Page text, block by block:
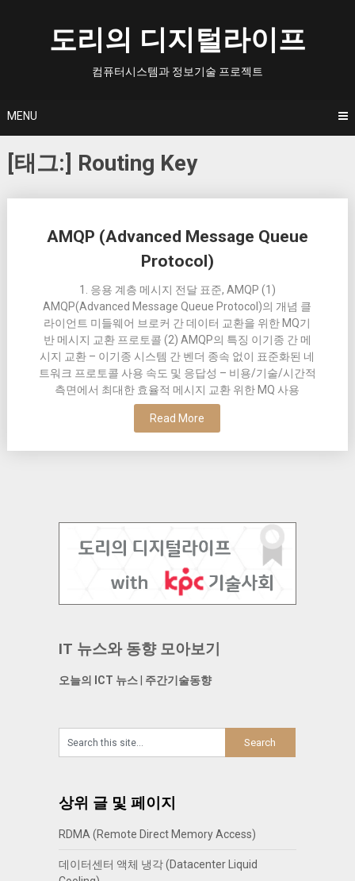
도리의 디지털라이프
컴퓨터시스템과 정보기술 프로젝트
MENU
[태그:] Routing Key
AMQP (Advanced Message Queue
Protocol)
1. 응용 계층 메시지 전달 표준, AMQP (1)
AMQP(Advanced Message Queue Protocol)의 개념 클
라이언트 미들웨어 브로커 간 데이터 교환을 위한 MQ기
반 메시지 교환 프로토콜 (2) AMQP의 특징 이기종 간 메
시지 교환 – 이기종 시스템 간 벤더 종속 없이 표준화된 네
트워크 프로토콜 사용 속도 및 응답성 – 비용/기술/시간적
측면에서 최대한 효율적 메시지 교환 위한 MQ 사용
Read More
navigation
IT 뉴스와 동향 모아보기
오늘의 ICT 뉴스| 주간기술동향
상위 글 및 페이지
RDMA (Remote Direct Memory Access)
데이터센터 액체 냉각 (Datacenter Liquid